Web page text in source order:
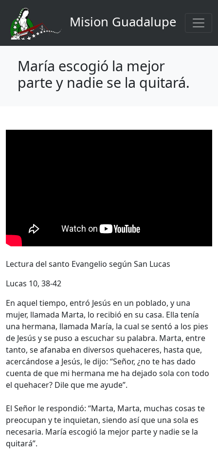
Pasar al contenido principal
Navegación principal
Mision Guadalupe
María escogió la mejor
parte y nadie se la quitará.
Lectura del santo Evangelio según San Lucas
Lucas 10, 38-42
En aquel tiempo, entró Jesús en un poblado, y una
mujer, llamada Marta, lo recibió en su casa. Ella tenía
una hermana, llamada María, la cual se sentó a los pies
de Jesús y se puso a escuchar su palabra. Marta, entre
tanto, se afanaba en diversos quehaceres, hasta que,
acercándose a Jesús, le dijo: “Señor, ¿no te has dado
cuenta de que mi hermana me ha dejado sola con todo
el quehacer? Dile que me ayude”.
El Señor le respondió: “Marta, Marta, muchas cosas te
preocupan y te inquietan, siendo así que una sola es
necesaria. María escogió la mejor parte y nadie se la
quitará”.